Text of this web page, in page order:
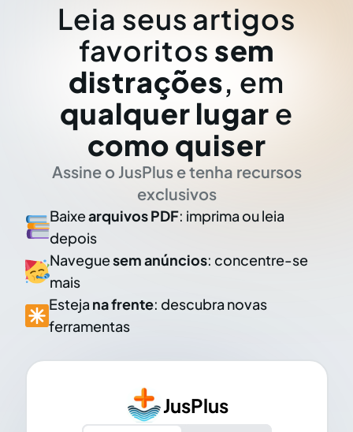
Leia seus artigos
favoritos sem
distrações, em
qualquer lugar e
como quiser
Assine o JusPlus e tenha recursos
exclusivos
Baixearquivos PDF: imprima ou leia
depois
Naveguesem anúncios: concentre-se
mais
Esteja na frente: descubra novas
ferramentas
JusPlus